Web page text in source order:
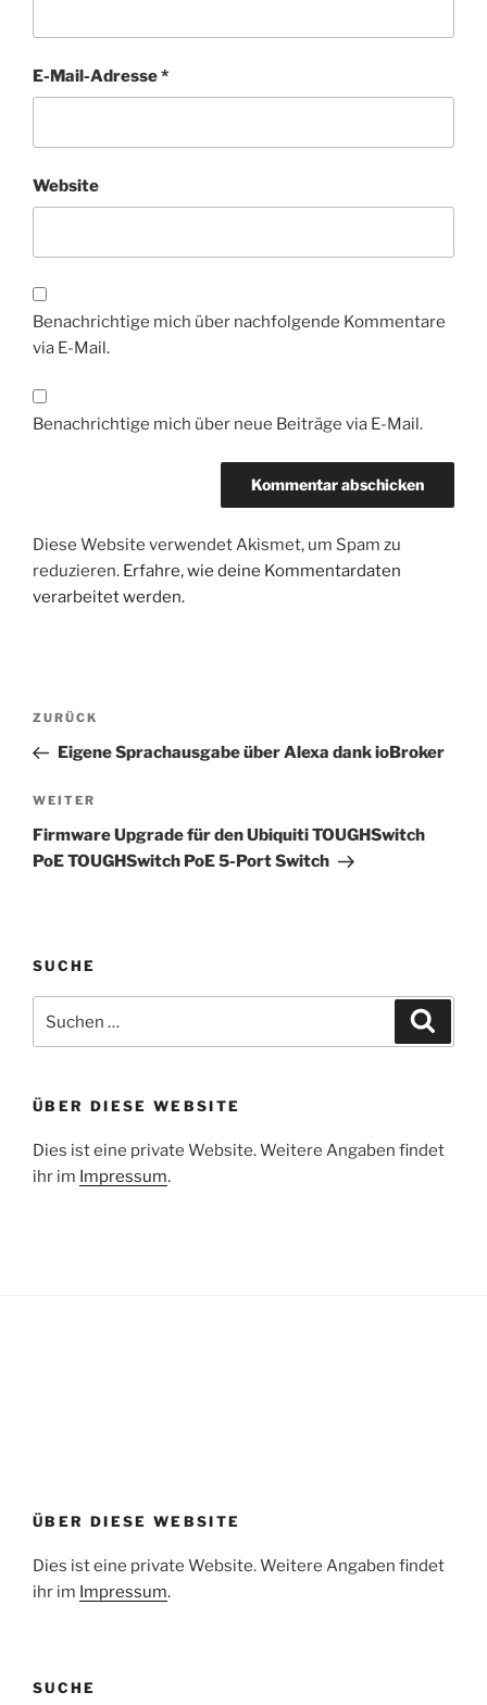
E-Mail-Adresse*
Website
Benachrichtige mich über nachfolgende Kommentare
via E-Mail.
Benachrichtige mich über neue Beiträge via E-Mail.
Diese Website verwendet Akismet, um Spam zu
reduzieren. Erfahre, wie deine Kommentardaten
verarbeitet werden.
Beitragsnavigation
Vorheriger
Beitrag
ZURÜCK
Eigene Sprachausgabe über Alexa dank ioBroker
Nächster
Beitrag
WEITER
Firmware Upgrade für den Ubiquiti TOUGHSwitch
PoE TOUGHSwitch PoE 5-Port Switch
SUCHE
nach:
ÜBER DIESE WEBSITE
Dies ist eine private Website. Weitere Angaben findet
ihr im Impressum.
ÜBER DIESE WEBSITE
Dies ist eine private Website. Weitere Angaben findet
ihr im Impressum.
SUCHE